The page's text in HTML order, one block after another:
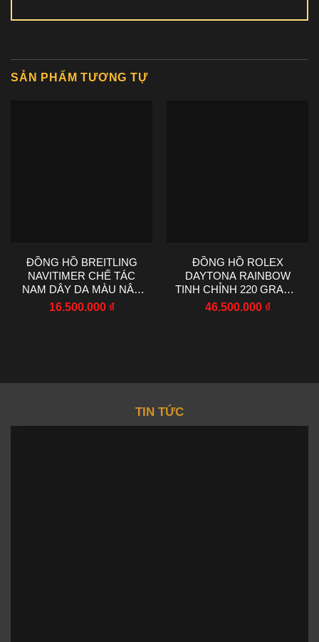
SẢN PHẨM TƯƠNG TỰ
ĐỒNG HỒ BREITLING
NAVITIMER CHẾ TÁC
NAM DÂY DA MÀU NÂU
NHÀ MÁY EF 43MM
16.500.000 ₫
ĐỒNG HỒ ROLEX
DAYTONA RAINBOW
TINH CHỈNH 220 GRAMS
MOISSANITE RUBY
46.500.000 ₫
TIN TỨC